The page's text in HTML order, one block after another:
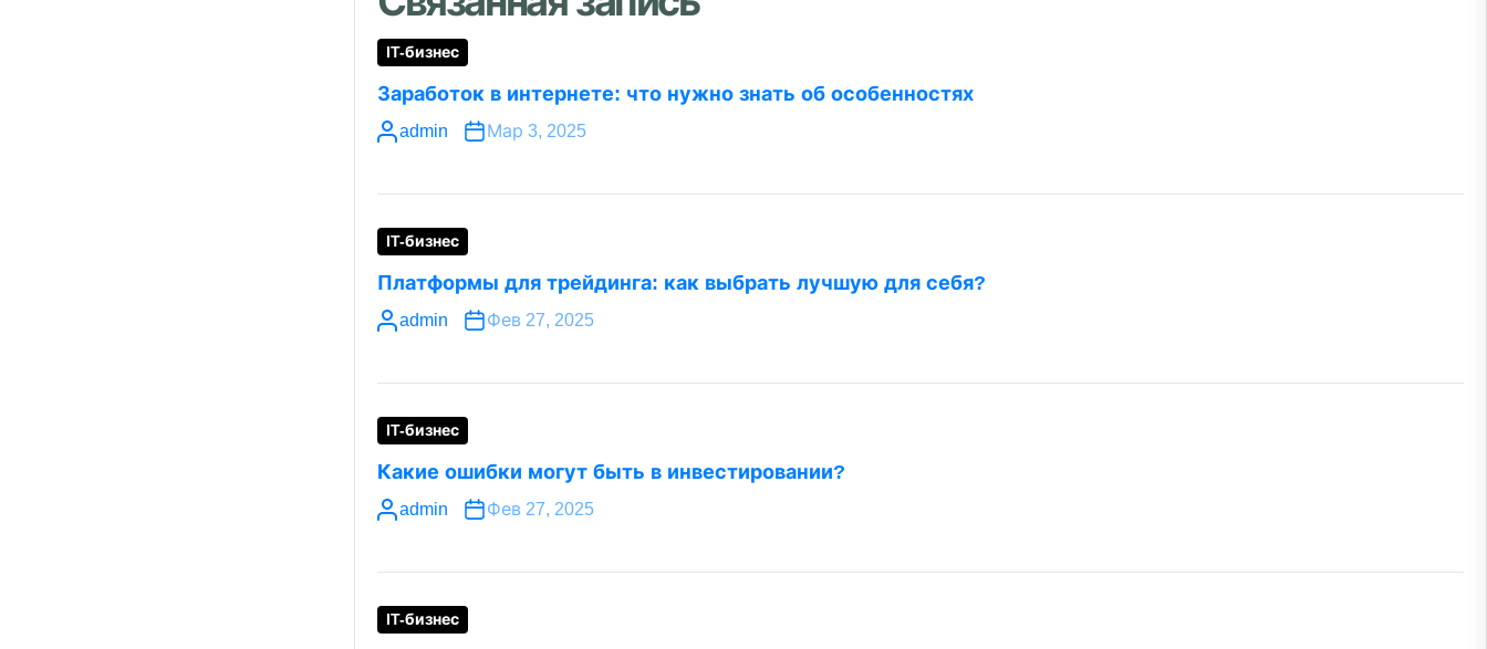
IT-бизнес
Заработок в интернете: что нужно знать об особенностях
admin Мар 3, 2025
IT-бизнес
Платформы для трейдинга: как выбрать лучшую для себя?
admin Фев 27, 2025
IT-бизнес
Какие ошибки могут быть в инвестировании?
admin Фев 27, 2025
IT-бизнес